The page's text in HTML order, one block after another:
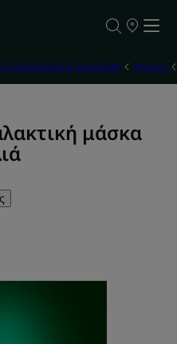
ΣΗΜΕΙΑ
ΜΑΣ
ΠΕΡΙΠΟΙΗΣΗΣ ΜΑΛΛΙΩΝ Μάσκες
μάσκα